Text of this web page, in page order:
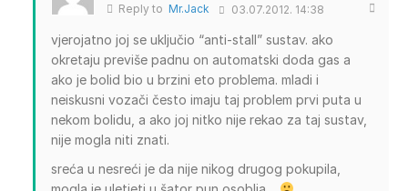
Reply to Mr.Jack 03.07.2012. 14:38
vjerojatno joj se uključio “anti-stall” sustav. ako
okretaju previše padnu on automatski doda gas a
ako je bolid bio u brzini eto problema. mladi i
neiskusni vozači često imaju taj problem prvi puta u
nekom bolidu, a ako joj nitko nije rekao za taj sustav,
nije mogla niti znati.
sreća u nesreći je da nije nikog drugog pokupila,